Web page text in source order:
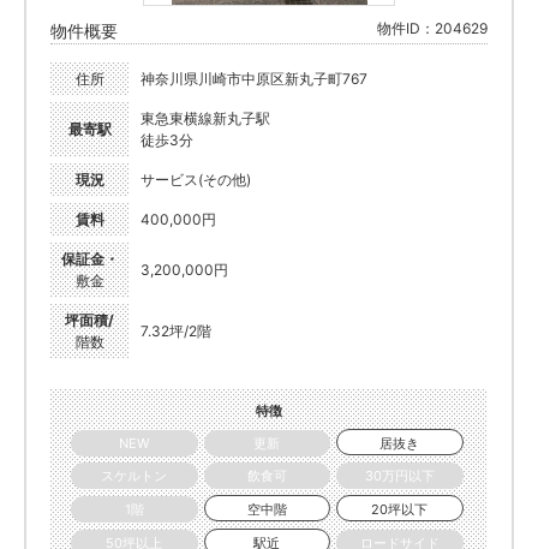
物件概要 物件ID：204629
住所 神奈川県川崎市中原区新丸子町767
最寄駅
東急東横線新丸子駅
徒歩3分
現況 サービス(その他)
賃料 400,000円
保証金・
敷金
3,200,000円
坪面積/
階数
7.32坪/2階
特徴
NEW
更新
居抜き
スケルトン
飲食可
30万円以下
1階
空中階
20坪以下
50坪以上
駅近 ロードサイド